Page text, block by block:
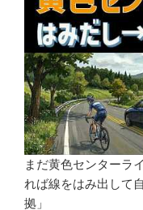
まだ黄色センターラ
れば線をはみ出して
拠」